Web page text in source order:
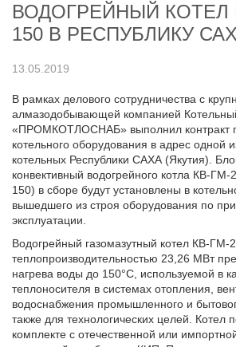
ВОДОГРЕЙНЫЙ КОТЕЛ
150 В РЕСПУБЛИКУ
13.05.2019
В рамках делового сотрудничества с
алмазодобывающей компанией
«ПРОМКОТЛОСНАБ» выполнил контракт
котельного оборудования в адрес одной
котельных Республики САХА (Якутия).
конвективный водогрейного котла КВ-
150) в сборе будут установлены в
вышедшего из строя оборудования по
эксплуатации.
Водогрейный газомазутный котел КВ-ГМ-
теплопроизводительностью 23,26 МВт
нагрева воды до 150°С, используемой в
теплоносителя в системах отопления,
водоснабжения промышленного и
также для технологических целей. Котел
комплекте с отечественной или